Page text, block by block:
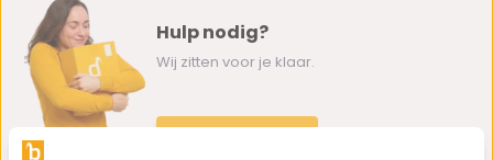
Hulp nodig?
Wij zitten voor je klaar.